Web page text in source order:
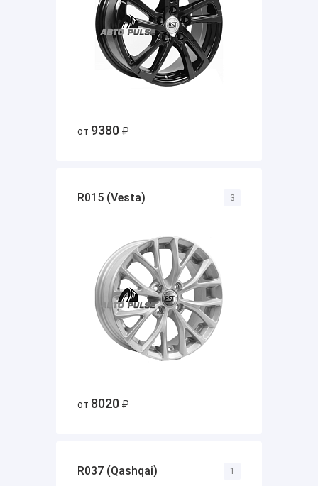
от 9380 ₽
R015 (Vesta)
от 8020 ₽
3
R037 (Qashqai) 1